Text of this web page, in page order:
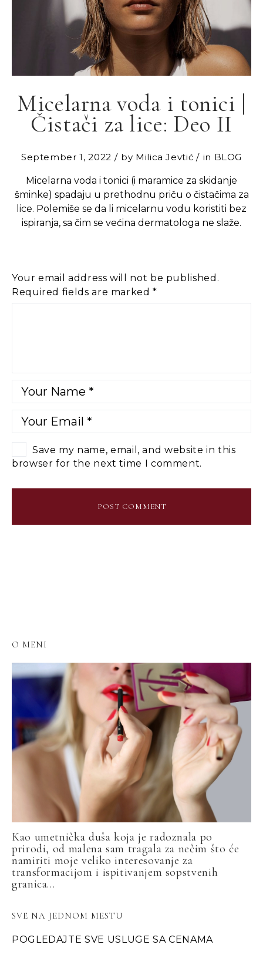
Micelarna voda i tonici |
Čistači za lice: Deo II
September 1, 2022 by Milica Jevtić in BLOG
Micelarna voda i tonici (i maramice za skidanje
šminke) spadaju u prethodnu priču o čistačima za
lice. Polemiše se da li micelarnu vodu koristiti bez
ispiranja, sa čim se većina dermatologa ne slaže.
Your email address will not be published.
Required fields are marked*
Save my name, email, and website in this
browser for the next time I comment.
O MENI
Kao umetnička duša koja je radoznala po
prirodi, od malena sam tragala za nečim što će
namiriti moje veliko interesovanje za
transformacijom i ispitivanjem sopstvenih
granica...
SVE NA JEDNOM MESTU
POGLEDAJTE SVE USLUGE SA CENAMA